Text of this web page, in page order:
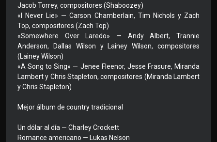
Jacob Torrey, compositores (Shaboozey)
«I Never Lie» — Carson Chamberlain, Tim Nichols y Zach
Top, compositores (Zach Top)
«Somewhere Over Laredo» — Andy Albert, Trannie
Anderson, Dallas Wilson y Lainey Wilson, compositores
(Lainey Wilson)
«A Song to Sing» — Jenee Fleenor, Jesse Frasure, Miranda
Lambert y Chris Stapleton, compositores (Miranda Lambert
y Chris Stapleton)
Mejor álbum de country tradicional
Un dólar al día — Charley Crockett
Romance americano — Lukas Nelson